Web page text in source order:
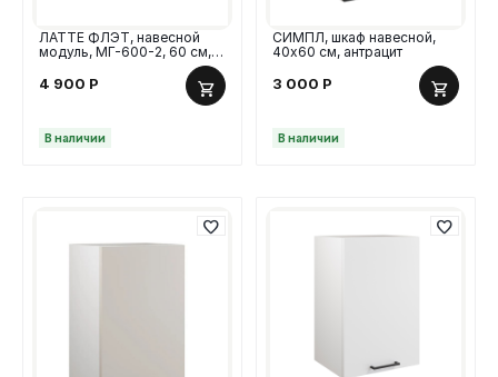
ЛАТТЕ ФЛЭТ, навесной
модуль, МГ-600-2, 60 см,
4 900 Р
В наличии
СИМПЛ, шкаф навесной,
40х60 см, антрацит
3 000 Р
В наличии